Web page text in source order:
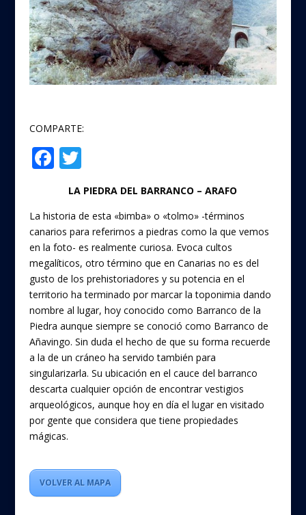
COMPARTE:
F
ac
b
o
o
k
T
w
itt
er
LA PIEDRA DEL BARRANCO – ARAFO
La historia de esta «bimba» o «tolmo» -términos
canarios para referirnos a piedras como la que vemos
en la foto- es realmente curiosa. Evoca cultos
megalíticos, otro término que en Canarias no es del
gusto de los prehistoriadores y su potencia en el
territorio ha terminado por marcar la toponimia dando
nombre al lugar, hoy conocido como Barranco de la
Piedra aunque siempre se conoció como Barranco de
Añavingo. Sin duda el hecho de que su forma recuerde
a la de un cráneo ha servido también para
singularizarla. Su ubicación en el cauce del barranco
descarta cualquier opción de encontrar vestigios
arqueológicos, aunque hoy en día el lugar en visitado
por gente que considera que tiene propiedades
mágicas.
VOLVER AL MAPA